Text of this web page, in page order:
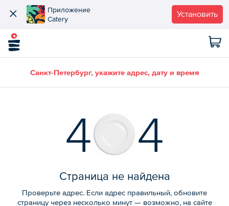
Приложение
Catery
Установить
Санкт-Петербург, укажите адрес, дату и время
4 4
Страница не найдена
Проверьте адрес. Если адрес правильный, обновите
страницу через несколько минут — возможно, на сайте